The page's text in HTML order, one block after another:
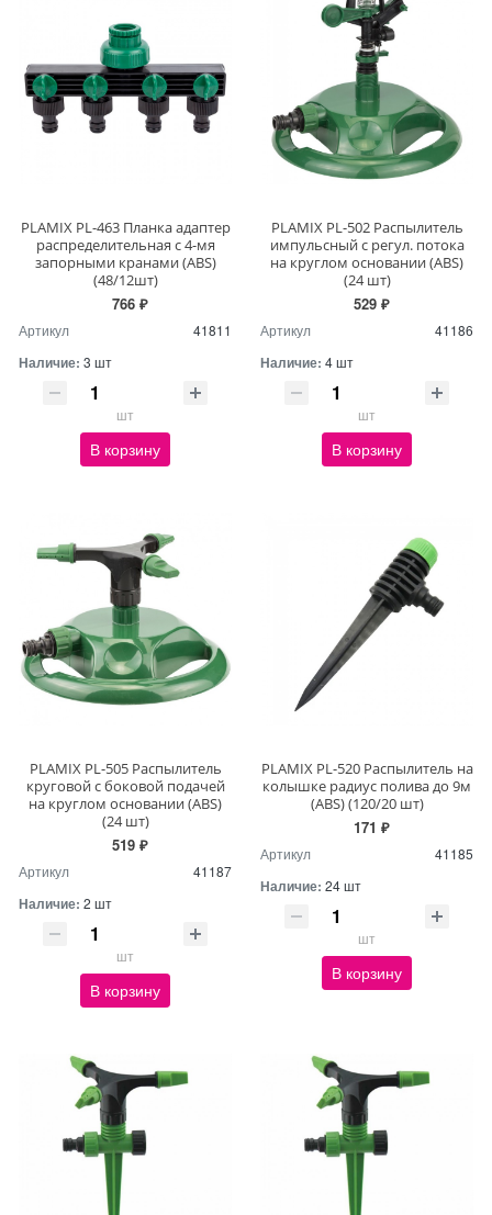
PLAMIX PL-463 Планка адаптер
распределительная с 4-мя
запорными кранами (ABS)
(48/12шт)
766 ₽
Артикул 41811
Наличие: 3 шт
шт
В корзину
PLAMIX PL-502 Распылитель
импульсный с регул. потока
на круглом основании (ABS)
(24 шт)
529 ₽
Артикул 41186
Наличие: 4 шт
шт
В корзину
PLAMIX PL-505 Распылитель
круговой с боковой подачей
на круглом основании (ABS)
(24 шт)
519 ₽
Артикул 41187
Наличие: 2 шт
шт
В корзину
PLAMIX PL-520 Распылитель на
колышке радиус полива до 9м
(ABS) (120/20 шт)
171 ₽
Артикул 41185
Наличие: 24 шт
шт
В корзину